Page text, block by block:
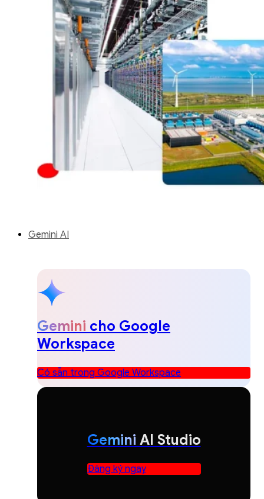
Gemini AI
Gemini cho Google
Workspace
Có sẵn trong Google Workspace
Gemini AI Studio
Đăng ký ngay